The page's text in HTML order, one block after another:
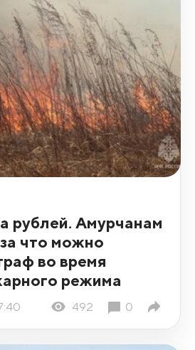
рублей. Амурчанам
что можно
во время
режима
492 0